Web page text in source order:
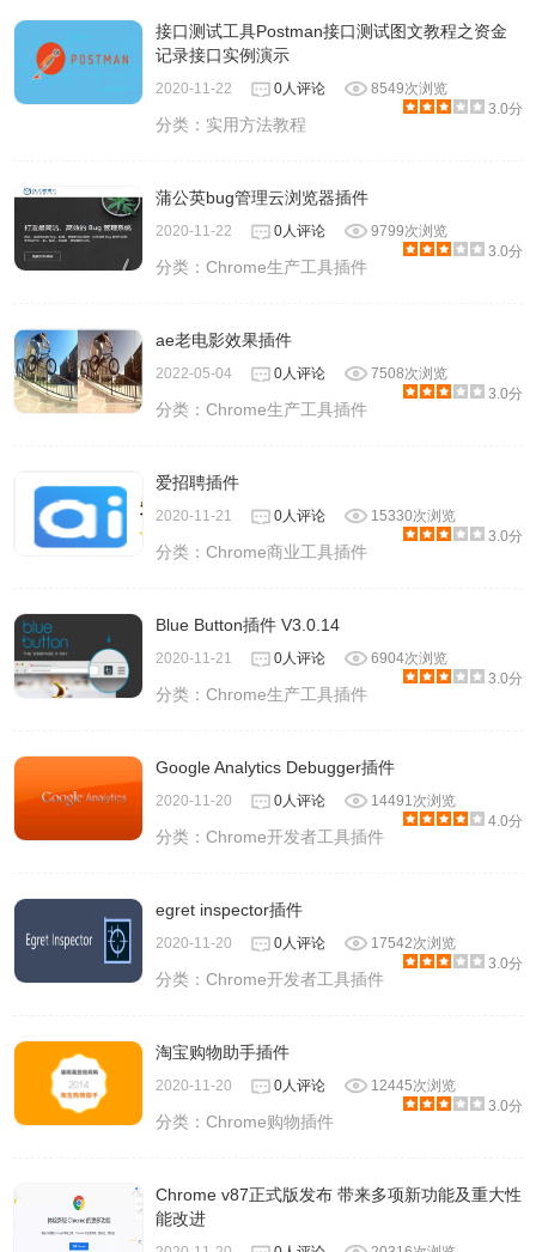
接口测试工具Postman接口测试图文教程之资金
记录接口实例演示
2020-11-22 0人评论
8549次浏览
3.0分
分类： 实用方法教程
蒲公英bug管理云浏览器插件
2020-11-22 0人评论
9799次浏览
3.0分
分类：Chrome生产工具插件
ae老电影效果插件
2022-05-04 0人评论
7508次浏览
3.0分
分类：Chrome生产工具插件
爱招聘插件
2020-11-21 0人评论
15330次浏览
3.0分
分类：Chrome商业工具插件
Blue Button插件 V3.0.14
2020-11-21 0人评论
6904次浏览
3.0分
分类：Chrome生产工具插件
Google Analytics Debugger插件
2020-11-20 0人评论
14491次浏览
4.0分
分类：Chrome开发者工具插件
egret inspector插件
2020-11-20 0人评论
17542次浏览
3.0分
分类：Chrome开发者工具插件
淘宝购物助手插件
2020-11-20 0人评论
12445次浏览
3.0分
分类：Chrome购物插件
Chrome v87正式版发布 带来多项新功能及重大性
能改进